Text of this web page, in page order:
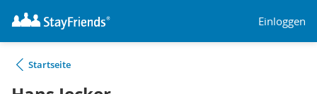
Einloggen
Startseite